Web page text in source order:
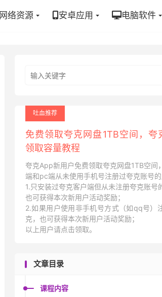
网络资源 安卓应用 电脑软件
吐血推荐
免费领取夸克网盘1TB空间，夸
领取容量教程
夸克App新用户免费领取夸克网盘1TB空间
端和pc端从未使用手机号注册过夸克账号的
1.只安装过夸克客户端但从未注册夸克账号
也可获得本次新用户活动奖励；
2.如果用户使用非手机号方式（如qq号）
克，也可获得本次新用户活动奖励；
以上用户请点击领取。
文章目录
课程内容